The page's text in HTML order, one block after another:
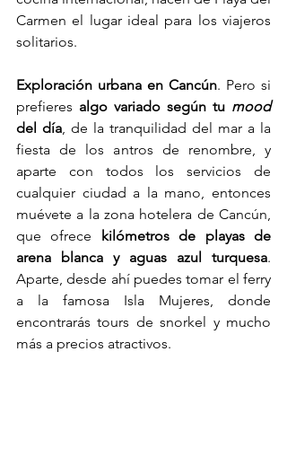
Carmen el lugar ideal para los viajeros
solitarios.
Exploración urbana en Cancún. Pero si
prefieres algo variado según tu
mood
del día , de la tranquilidad del mar a la
fiesta de los antros de renombre, y
aparte con todos los servicios de
cualquier ciudad a la mano, entonces
muévete a la zona hotelera de Cancún,
que ofrece kilómetros de playas de
arena blanca y aguas azul turquesa.
Aparte, desde ahí puedes tomar el ferry
a la famosa Isla Mujeres, donde
encontrarás tours de snorkel y mucho
más a precios atractivos.